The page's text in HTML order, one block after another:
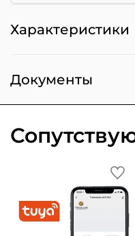
Характеристики
Документы